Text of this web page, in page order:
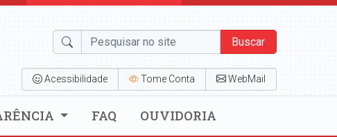
Buscar
Acessibilidade Tome Conta WebMail
FAQ OUVIDORIA